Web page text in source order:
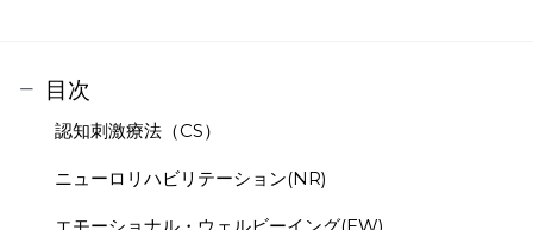
目次
認知刺激療法（CS）
ニューロリハビリテーション(NR)